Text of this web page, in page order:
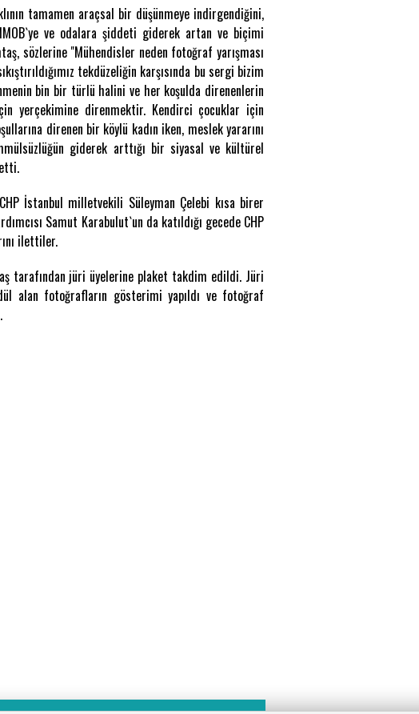
tamamen araçsal bir düşünmeye indirgendiğini,
ve odalara şiddeti giderek artan ve biçimi
sözlerine "Mühendisler neden fotoğraf yarışması
tekdüzeliğin karşısında bu sergi bizim
bin bir türlü halini ve her koşulda direnenlerin
yerçekimine direnmektir. Kendirci çocuklar için
direnen bir köylü kadın iken, meslek yararını
giderek arttığı bir siyasal ve kültürel
İstanbul milletvekili Süleyman Çelebi kısa birer
Samut Karabulut`un da katıldığı gecede CHP
ilettiler.
tarafından jüri üyelerine plaket takdim edildi. Jüri
alan fotoğrafların gösterimi yapıldı ve fotoğraf